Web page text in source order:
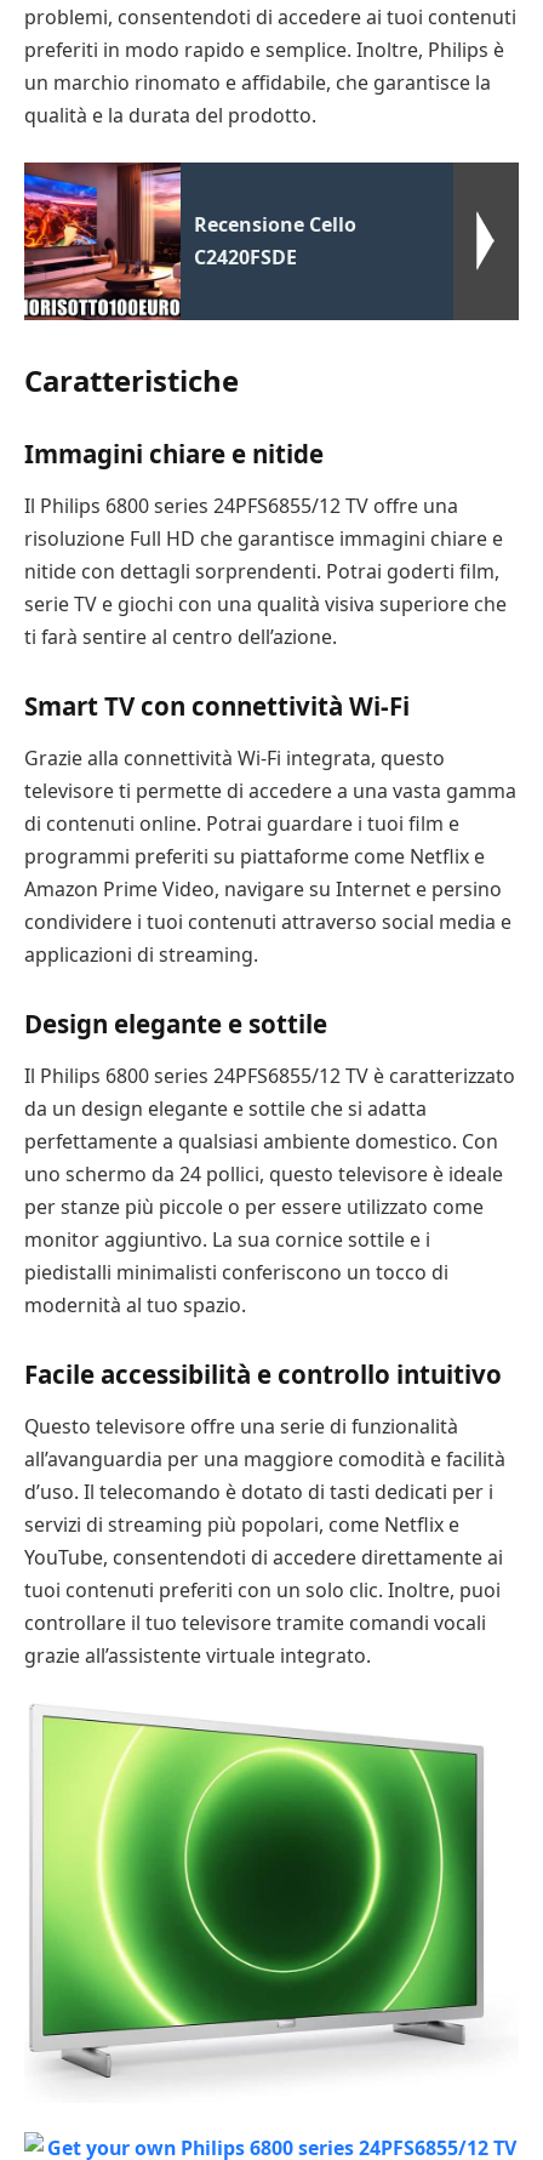
problemi, consentendoti di accedere ai tuoi contenuti
preferiti in modo rapido e semplice. Inoltre, Philips è
un marchio rinomato e affidabile, che garantisce la
qualità e la durata del prodotto.
Recensione Cello
C2420FSDE
Caratteristiche
Immagini chiare e nitide
Il Philips 6800 series 24PFS6855/12 TV offre una
risoluzione Full HD che garantisce immagini chiare e
nitide con dettagli sorprendenti. Potrai goderti film,
serie TV e giochi con una qualità visiva superiore che
ti farà sentire al centro dell’azione.
Smart TV con connettività Wi-Fi
Grazie alla connettività Wi-Fi integrata, questo
televisore ti permette di accedere a una vasta gamma
di contenuti online. Potrai guardare i tuoi film e
programmi preferiti su piattaforme come Netflix e
Amazon Prime Video, navigare su Internet e persino
condividere i tuoi contenuti attraverso social media e
applicazioni di streaming.
Design elegante e sottile
Il Philips 6800 series 24PFS6855/12 TV è caratterizzato
da un design elegante e sottile che si adatta
perfettamente a qualsiasi ambiente domestico. Con
uno schermo da 24 pollici, questo televisore è ideale
per stanze più piccole o per essere utilizzato come
monitor aggiuntivo. La sua cornice sottile e i
piedistalli minimalisti conferiscono un tocco di
modernità al tuo spazio.
Facile accessibilità e controllo intuitivo
Questo televisore offre una serie di funzionalità
all’avanguardia per una maggiore comodità e facilità
d’uso. Il telecomando è dotato di tasti dedicati per i
servizi di streaming più popolari, come Netflix e
YouTube, consentendoti di accedere direttamente ai
tuoi contenuti preferiti con un solo clic. Inoltre, puoi
controllare il tuo televisore tramite comandi vocali
grazie all’assistente virtuale integrato.